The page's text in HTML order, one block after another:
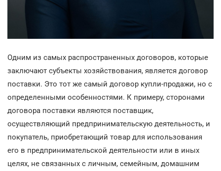
Одним из самых распространенных договоров, которые
заключают субъекты хозяйствования, является договор
поставки. Это тот же самый договор купли-продажи, но с
определенными особенностями. К примеру, сторонами
договора поставки являются поставщик,
осуществляющий предпринимательскую деятельность, и
покупатель, приобретающий товар для использования
его в предпринимательской деятельности или в иных
целях, не связанных с личным, семейным, домашним